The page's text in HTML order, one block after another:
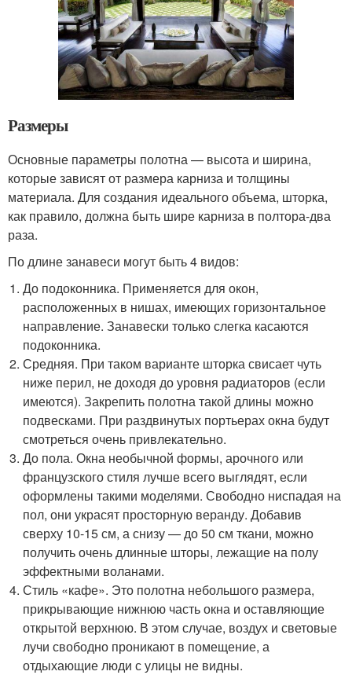
Размеры
Основные параметры полотна — высота и ширина,
которые зависят от размера карниза и толщины
материала. Для создания идеального объема, шторка,
как правило, должна быть шире карниза в полтора-два
раза.
По длине занавеси могут быть 4 видов:
До подоконника. Применяется для окон,
расположенных в нишах, имеющих горизонтальное
направление. Занавески только слегка касаются
подоконника.
Средняя. При таком варианте шторка свисает чуть
ниже перил, не доходя до уровня радиаторов (если
имеются). Закрепить полотна такой длины можно
подвесками. При раздвинутых портьерах окна будут
смотреться очень привлекательно.
До пола. Окна необычной формы, арочного или
французского стиля лучше всего выглядят, если
оформлены такими моделями. Свободно ниспадая на
пол, они украсят просторную веранду. Добавив
сверху 10-15 см, а снизу — до 50 см ткани, можно
получить очень длинные шторы, лежащие на полу
эффектными воланами.
Стиль «кафе». Это полотна небольшого размера,
прикрывающие нижнюю часть окна и оставляющие
открытой верхнюю. В этом случае, воздух и световые
лучи свободно проникают в помещение, а
отдыхающие люди с улицы не видны.